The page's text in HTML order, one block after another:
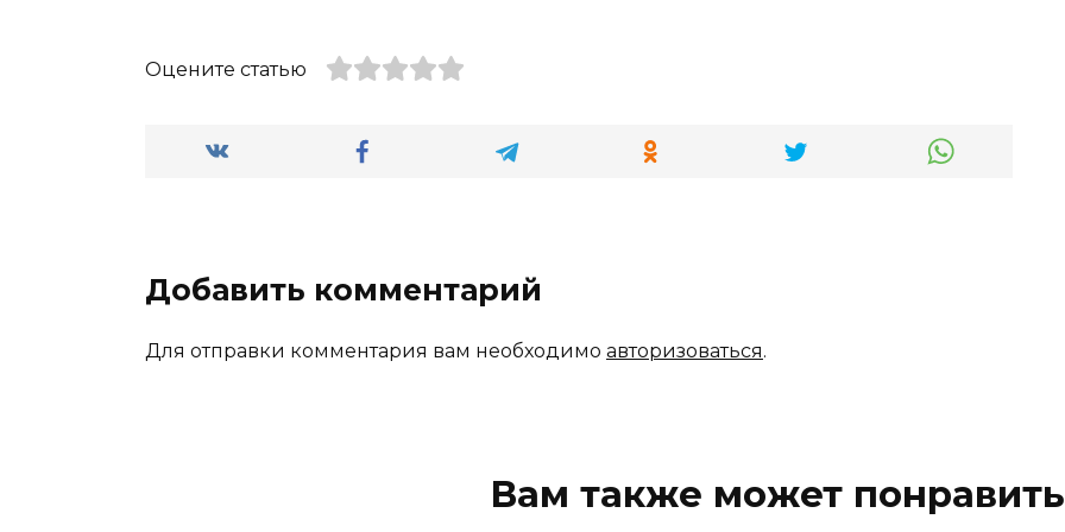
Оцените статью
Добавить комментарий
Для отправки комментария вам необходимо авторизоваться.
Вам также может